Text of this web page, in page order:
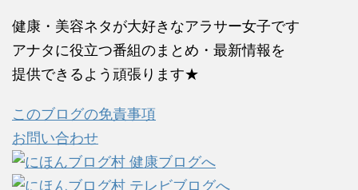
健康・美容ネタが大好きなアラサー女子です
アナタに役立つ番組のまとめ・最新情報を
提供できるよう頑張ります★
このブログの免責事項
お問い合わせ